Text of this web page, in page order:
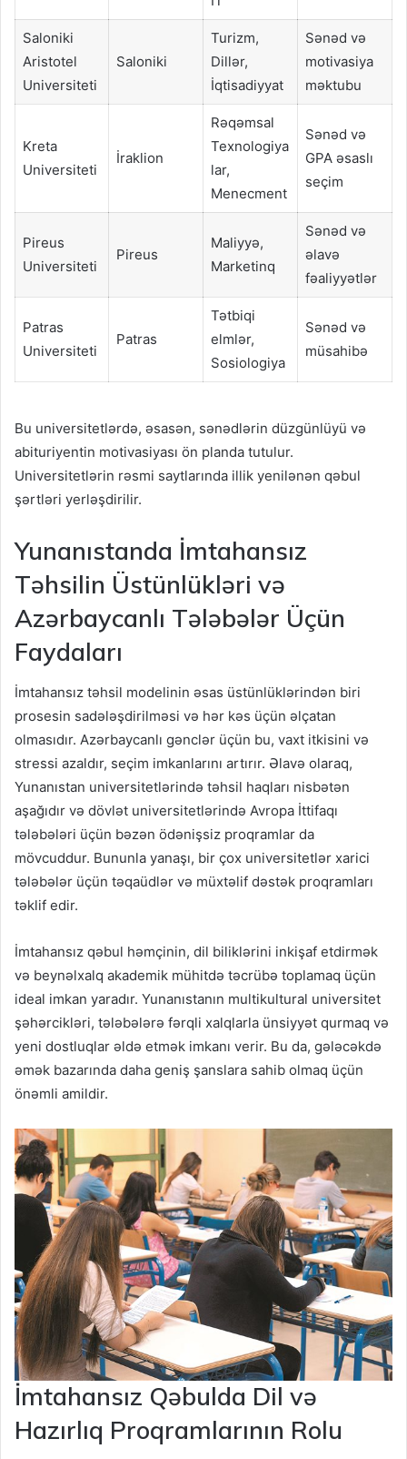
Saloniki
Aristotel
Universiteti
Saloniki
Turizm,
Dillər,
İqtisadiyyat
Sənəd və
motivasiya
məktubu
Kreta
Universiteti
İraklion
Rəqəmsal
Texnologiya
lar,
Menecment
Sənəd və
GPA əsaslı
seçim
Pireus
Universiteti
Pireus
Maliyyə,
Marketinq
Sənəd və
əlavə
fəaliyyətlər
Patras
Universiteti
Patras
Tətbiqi
elmlər,
Sosiologiya
Sənəd və
müsahibə
Bu universitetlərdə, əsasən, sənədlərin düzgünlüyü və
abituriyentin motivasiyası ön planda tutulur.
Universitetlərin rəsmi saytlarında illik yenilənən qəbul
şərtləri yerləşdirilir.
Yunanıstanda İmtahansız
Təhsilin Üstünlükləri və
Azərbaycanlı Tələbələr Üçün
Faydaları
İmtahansız təhsil modelinin əsas üstünlüklərindən biri
prosesin sadələşdirilməsi və hər kəs üçün əlçatan
olmasıdır. Azərbaycanlı gənclər üçün bu, vaxt itkisini və
stressi azaldır, seçim imkanlarını artırır. Əlavə olaraq,
Yunanıstan universitetlərində təhsil haqları nisbətən
aşağıdır və dövlət universitetlərində Avropa İttifaqı
tələbələri üçün bəzən ödənişsiz proqramlar da
mövcuddur. Bununla yanaşı, bir çox universitetlər xarici
tələbələr üçün təqaüdlər və müxtəlif dəstək proqramları
təklif edir.
İmtahansız qəbul həmçinin, dil biliklərini inkişaf etdirmək
və beynəlxalq akademik mühitdə təcrübə toplamaq üçün
ideal imkan yaradır. Yunanıstanın multikultural universitet
şəhərcikləri, tələbələrə fərqli xalqlarla ünsiyyət qurmaq və
yeni dostluqlar əldə etmək imkanı verir. Bu da, gələcəkdə
əmək bazarında daha geniş şanslara sahib olmaq üçün
önəmli amildir.
İmtahansız Qəbulda Dil və
Hazırlıq Proqramlarının Rolu